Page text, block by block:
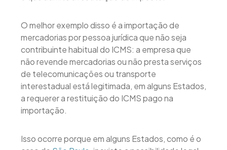
O melhor exemplo disso é a importação de
mercadorias por pessoa jurídica que não seja
contribuinte habitual do ICMS: a empresa que
não revende mercadorias ou não presta serviços
de telecomunicações ou transporte
interestadual está legitimada, em alguns Estados,
a requerer a restituição do ICMS pago na
importação.
Isso ocorre porque em alguns Estados, como é o